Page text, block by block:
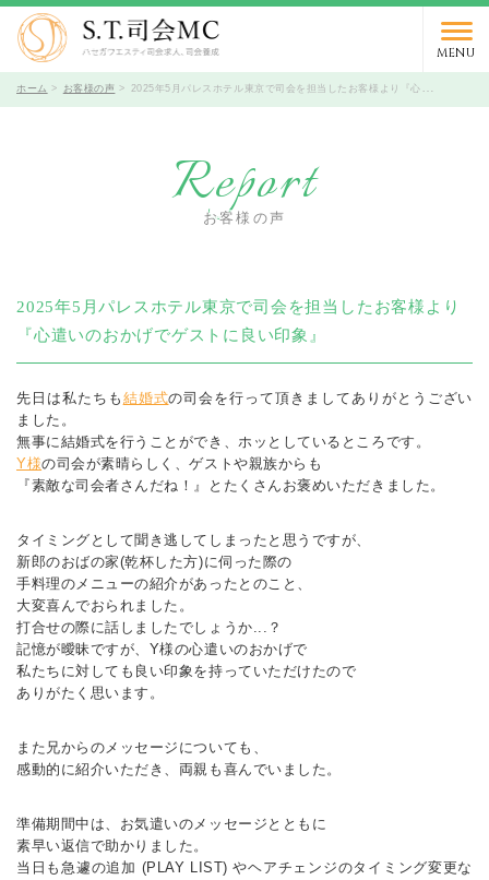
MENU
受付時間 10時～19時 / 定休日 火曜日
ホーム お客様の声 2025年5月パレスホテル東京で司会を担当したお客様より『心遣いのおかげでゲストに良い印象』
Report
お客様の声
2025年5月パレスホテル東京で司会を担当したお客様より
『心遣いのおかげでゲストに良い印象』
先日は私たちも 結婚式の司会を行って頂きましてありがとうござい
ました。
無事に結婚式を行うことができ、ホッとしているところです。
Y様の司会が素晴らしく、ゲストや親族からも
『素敵な司会者さんだね！』とたくさんお褒めいただきました。
タイミングとして聞き逃してしまったと思うですが、
新郎のおばの家(乾杯した方)に伺った際の
手料理のメニューの紹介があったとのこと、
大変喜んでおられました。
打合せの際に話しましたでしょうか...？
記憶が曖昧ですが、Y様の心遣いのおかげで
私たちに対しても良い印象を持っていただけたので
ありがたく思います。
また兄からのメッセージについても、
感動的に紹介いただき、両親も喜んでいました。
準備期間中は、お気遣いのメッセージとともに
素早い返信で助かりました。
当日も急遽の追加 (PLAY LIST) やヘアチェンジのタイミング変更な